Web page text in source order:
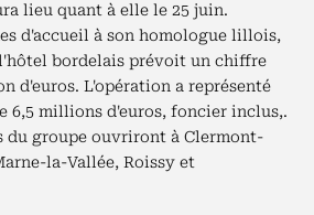
lieu quant à elle le 25 juin.
d'accueil à son homologue lillois,
l'hôtel bordelais prévoit un chiffre
d'euros. L'opération a représenté
6,5 millions d'euros, foncier inclus,.
du groupe ouvriront à Clermont-
la-Vallée, Roissy et